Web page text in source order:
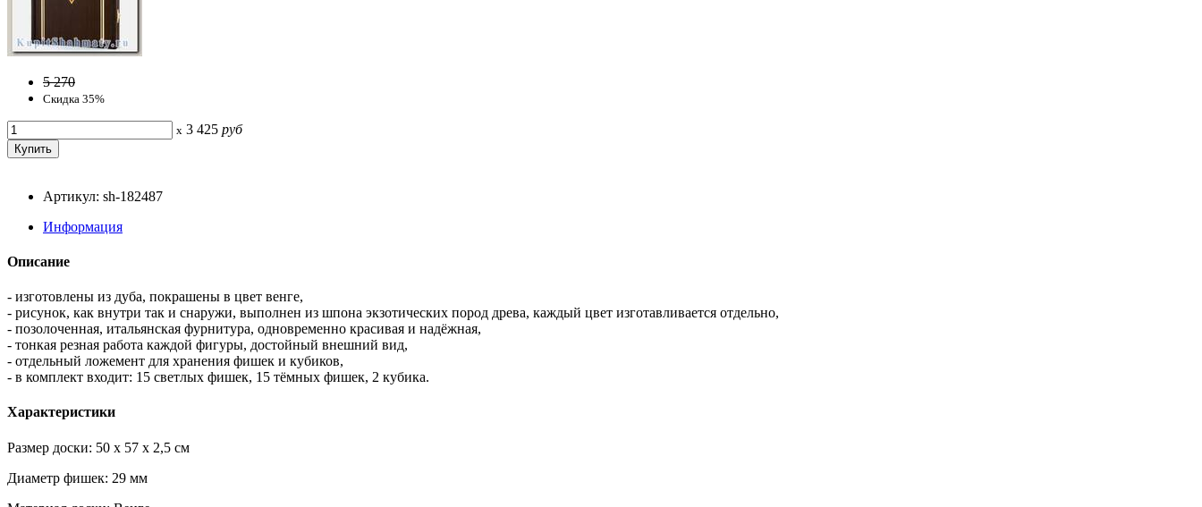
5 270
Скидка 35%
x 3 425 руб
Артикул: sh-182487
Информация
Описание
- изготовлены из дуба, покрашены в цвет венге,
- рисунок, как внутри так и снаружи, выполнен из шпона экзотических пород древа, каждый цвет изготавливается отдельно,
- позолоченная, итальянская фурнитура, одновременно красивая и надёжная,
- тонкая резная работа каждой фигуры, достойный внешний вид,
- отдельный ложемент для хранения фишек и кубиков,
- в комплект входит: 15 светлых фишек, 15 тёмных фишек, 2 кубика.
Характеристики
Размер доски: 50 x 57 x 2,5 см
Диаметр фишек: 29 мм